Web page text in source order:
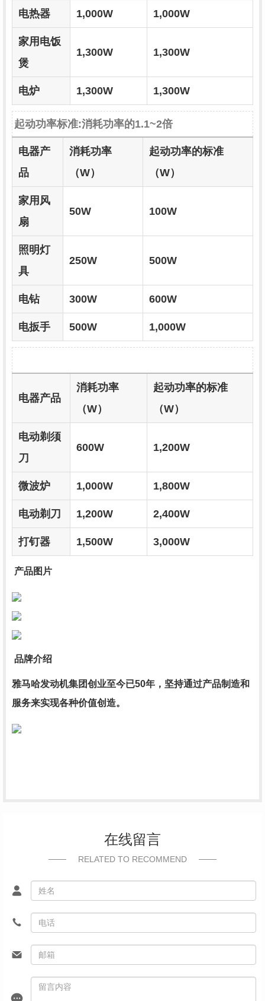
电热器 1,000W 1,000W
家用电饭
煲
1,300W 1,300W
电炉 1,300W 1,300W
起动功率标准:消耗功率的1.1~2倍
电器产
品
消耗功率
（W）
起动功率的标准
（W）
家用风
扇
50W 100W
照明灯
具
250W 500W
电钻 300W 600W
电扳手 500W 1,000W
电器产品
消耗功率
（W）
起动功率的标准
（W）
电动剃须
刀
600W 1,200W
微波炉 1,000W 1,800W
电动剃刀 1,200W 2,400W
打钉器 1,500W 3,000W
产品图片
品牌介绍
雅马哈发动机集团创业至今已50年，坚持通过产品制造和
服务来实现各种价值创造。
在线留言
RELATED TO RECOMMEND